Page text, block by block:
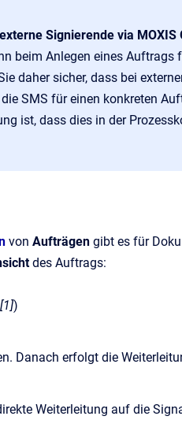
Signierende via MOXIS
beim Anlegen eines Auftrags
daher sicher, dass bei
SMS für einen konkreten
ist, dass dies in der
von Aufträgen gibt es für
des Auftrags:
)
Danach erfolgt die
Weiterleitung auf die